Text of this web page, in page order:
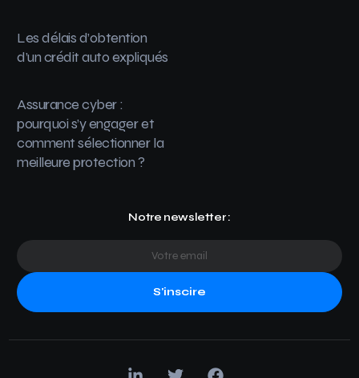
Les délais d’obtention
d’un crédit auto expliqués
Assurance cyber :
pourquoi s’y engager et
comment sélectionner la
meilleure protection ?
Notre newsletter :
S'inscire